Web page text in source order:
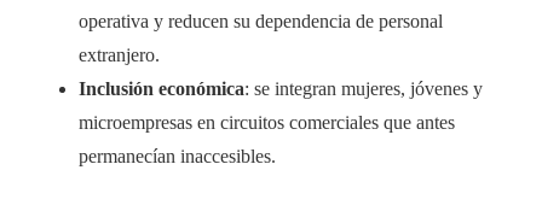
operativa y reducen su dependencia de personal
extranjero.
Inclusión económica: se integran mujeres, jóvenes y
microempresas en circuitos comerciales que antes
permanecían inaccesibles.